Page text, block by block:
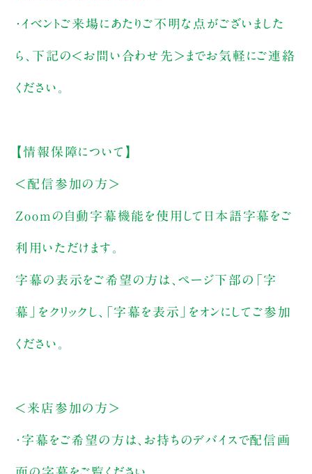
・イベントご来場にあたりご不明な点がございました
ら、下記の＜お問い合わせ先＞までお気軽にご連絡
ください。
【情報保障について】
＜配信参加の方＞
Zoomの自動字幕機能を使用して日本語字幕をご
利用いただけます。
字幕の表示をご希望の方は、ページ下部の「字
幕」をクリックし、「字幕を表示」をオンにしてご参加
ください。
＜来店参加の方＞
・字幕をご希望の方は、お持ちのデバイスで配信画